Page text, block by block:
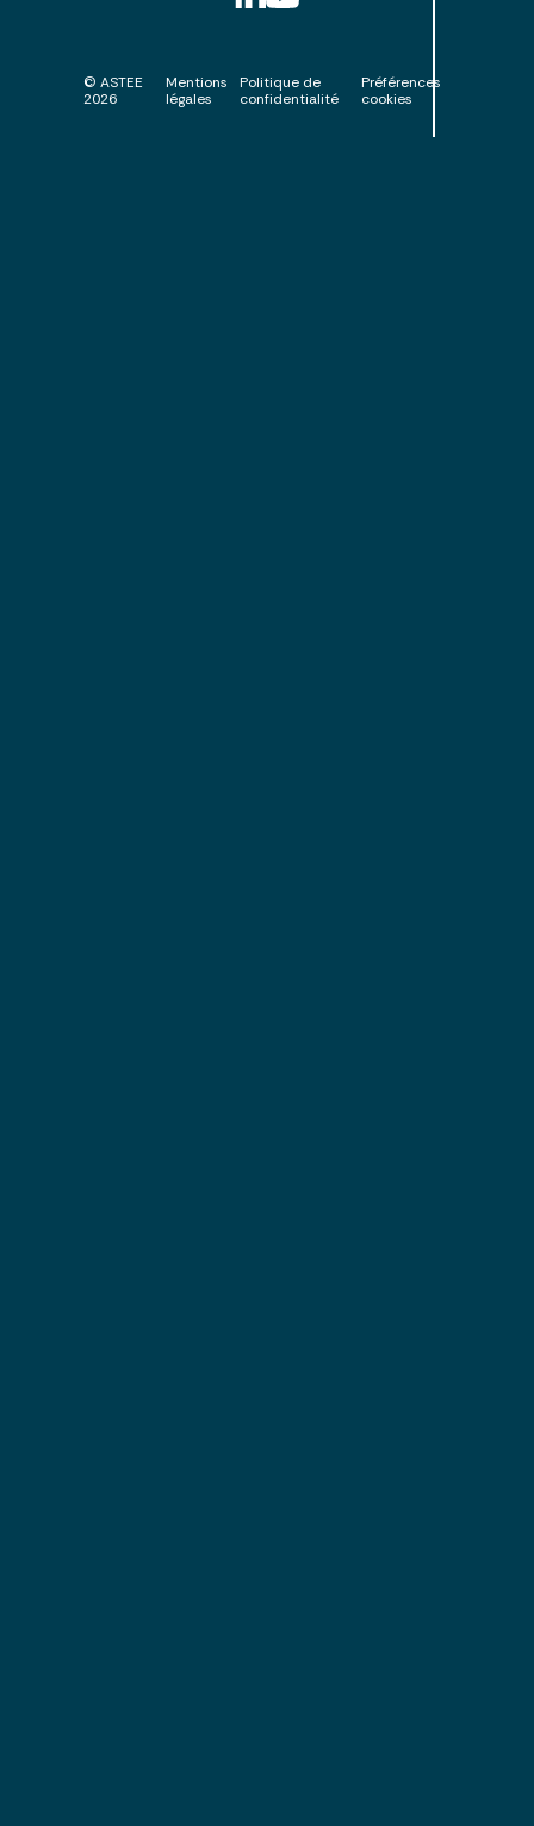
© ASTEE
2026
Mentions
légales
Politique de
confidentialité
Préférences
cookies